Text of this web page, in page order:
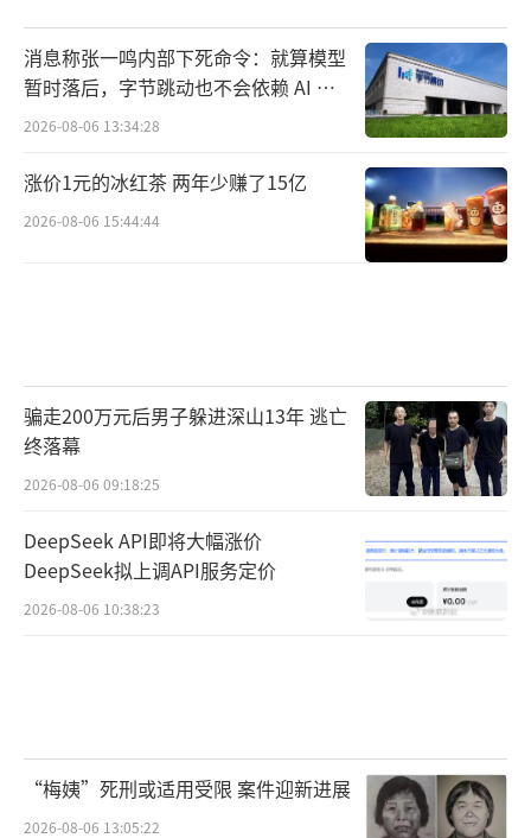
消息称张一鸣内部下死命令：就算模型
暂时落后，字节跳动也不会依赖 AI 蒸
馏技术
2026-08-06 13:34:28
涨价1元的冰红茶 两年少赚了15亿
2026-08-06 15:44:44
骗走200万元后男子躲进深山13年 逃亡
终落幕
2026-08-06 09:18:25
DeepSeek API即将大幅涨价
DeepSeek拟上调API服务定价
2026-08-06 10:38:23
“梅姨”死刑或适用受限 案件迎新进展
2026-08-06 13:05:22